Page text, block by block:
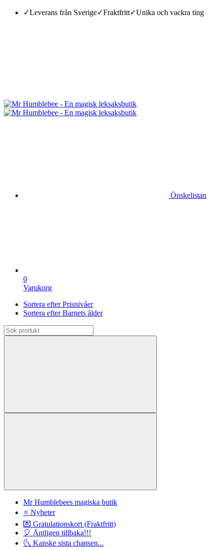
✓Leverans från Sverige✓Fraktfritt✓Unika och vackra ting
Önskelistan
0
Varukorg
Sortera efter Prisnivåer
Sortera efter Barnets ålder
Mr Humblebees magiska butik
⭐ Nyheter
💌 Gratulationskort (Fraktfritt)
🎈 Äntligen tillbaka!!!
🌜 Kanske sista chansen...